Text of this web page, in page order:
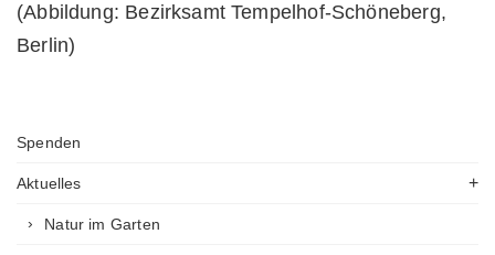
(Abbildung: Bezirksamt Tempelhof-Schöneberg,
Berlin)
Spenden
Aktuelles
Natur im Garten